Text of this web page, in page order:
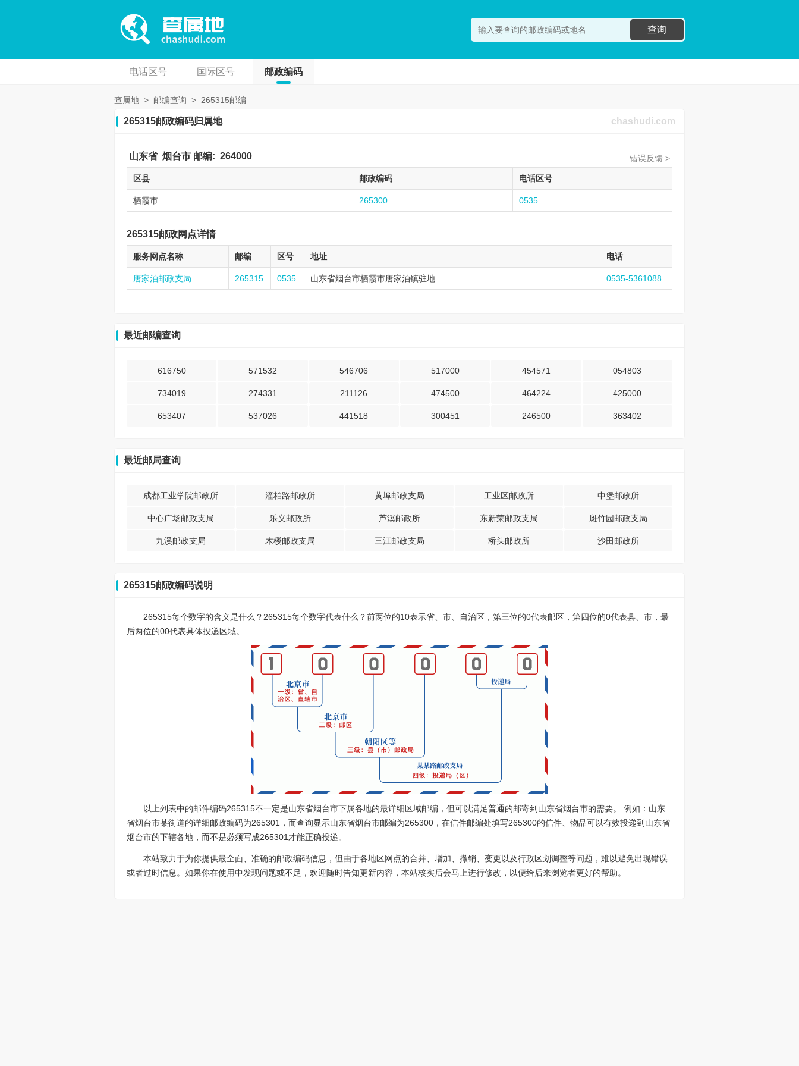
查询
电话区号 国际区号 邮政编码
查属地 > 邮编查询 > 265315邮编
265315邮政编码归属地 chashudi.com
山东省 烟台市 邮编: 264000 错误反馈 >
区县 邮政编码 电话区号
栖霞市 265300 0535
265315邮政网点详情
服务网点名称 邮编 区号 地址 电话
唐家泊邮政支局 265315 0535 山东省烟台市栖霞市唐家泊镇驻地 0535-5361088
最近邮编查询
616750 571532 546706 517000 454571 054803
734019 274331 211126 474500 464224 425000
653407 537026 441518 300451 246500 363402
最近邮局查询
成都工业学院邮政所 潼柏路邮政所 黄埠邮政支局 工业区邮政所 中堡邮政所
中心广场邮政支局 乐义邮政所 芦溪邮政所 东新荣邮政支局 斑竹园邮政支局
九溪邮政支局 木楼邮政支局 三江邮政支局 桥头邮政所 沙田邮政所
265315邮政编码说明
265315每个数字的含义是什么？265315每个数字代表什么？前两位的10表示省、市、自治区，第三位的0代表邮区，第四位的0代表县、市，最
后两位的00代表具体投递区域。
以上列表中的邮件编码265315不一定是山东省烟台市下属各地的最详细区域邮编，但可以满足普通的邮寄到山东省烟台市的需要。 例如：山东
省烟台市某街道的详细邮政编码为265301，而查询显示山东省烟台市邮编为265300，在信件邮编处填写265300的信件、物品可以有效投递到山东省
烟台市的下辖各地，而不是必须写成265301才能正确投递。
本站致力于为你提供最全面、准确的邮政编码信息，但由于各地区网点的合并、增加、撤销、变更以及行政区划调整等问题，难以避免出现错误
或者过时信息。如果你在使用中发现问题或不足，欢迎随时告知更新内容，本站核实后会马上进行修改，以便给后来浏览者更好的帮助。